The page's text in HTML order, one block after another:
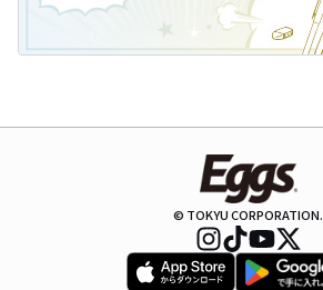
© TOKYU CORPORATION.